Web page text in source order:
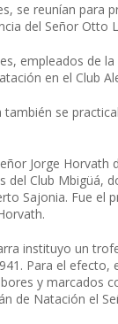
se reunían para
del Señor Otto
empleados de
en el Club
también se
Jorge
del Club Mbigüá,
Sajonia. Fue el
instituyo un
Para el
y marcados
de Natación el